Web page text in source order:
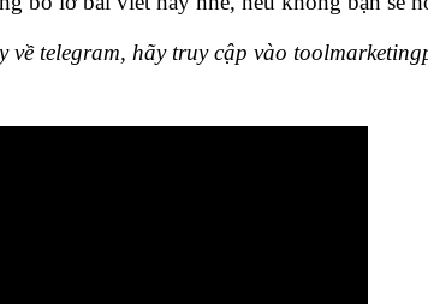
telegram, hãy truy cập vào